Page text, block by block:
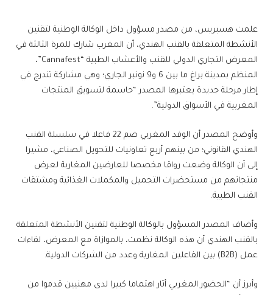
علمت هسبريس، من مصدر مسؤول داخل الوكالة الوطنية لتقنين
الأنشطة المتعلقة بالقنب الهندي، أن المغرب شارك للمرة الثالثة في
المعرض التجاري الدولي للقنب والأعشاب الطبية “Cannafest”،
المنظم بمدينة براغ ما بين 6 و9 نونبر الجاري؛ وهي مشاركة تندرج في
إطار مرحلة جديدة يعتبرها المصدر “حاسمة لتسويق المنتجات
المغربية في الأسواق الدولية”.
وأوضح المصدر أن الوفد المغربي ضم 22 فاعلا في سلسلة القنب
الهندي القانوني؛ من بينهم أربع تعاونيات للتحويل الصناعي، مشيرا
إلى أن الوكالة وضعت رواقا مخصصا للعارضين المغاربة لعرض
منتجاتهم من مستحضرات التجميل والمكملات الغذائية ومشتقات
القنب الطبية.
وأضاف المصدر المسؤول بالوكالة الوطنية لتقنين الأنشطة المتعلقة
بالقنب الهندي أن هذه الوكالة نظمت، بالموازاة مع المعرض، لقاءات
عمل (B2B) بين الفاعلين المغاربة وعدد من الشركات الدولية.
وأبرز أن “الحضور المغربي أثار اهتماما كبيرا لدى مهنيين قدموا من